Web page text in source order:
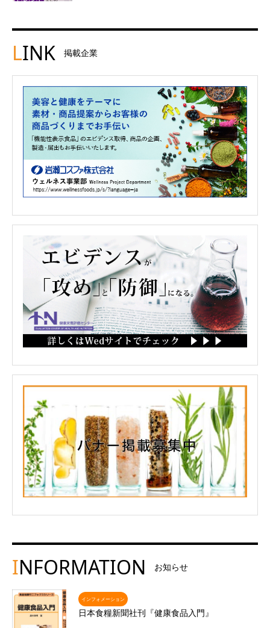
LINK 掲載企業
INFORMATION お知らせ
インフォメーション
日本食糧新聞社刊『健康食品入門』